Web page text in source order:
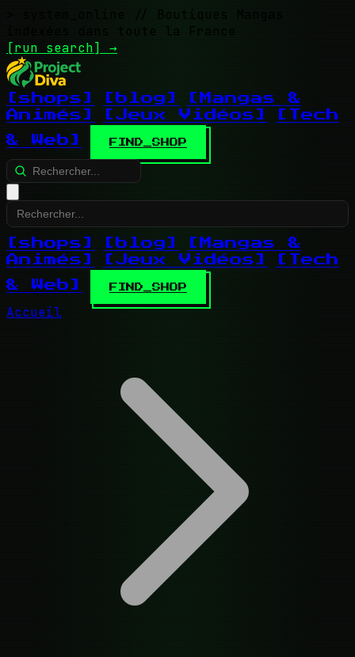
// Boutiques Mangas
indexées dans toute la France
[run search] →
[shops] [blog]
[Mangas &
Animés]
[Jeux Vidéos]
[Tech
& Web]
FIND_SHOP
[shops] [blog]
[Mangas &
Animés]
[Jeux Vidéos]
[Tech
& Web]
FIND_SHOP
Accueil